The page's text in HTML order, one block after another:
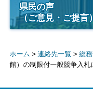
県民の声
（ご意見・ご提言）
ホーム > 連絡先一覧 > 総
館）の制限付一般競争入札